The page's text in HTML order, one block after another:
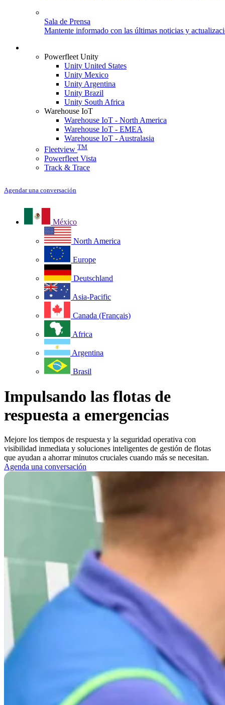
Sala de Prensa
Mantente informado con las últimas noticias y
Powerfleet Unity
Unity United States
Unity Mexico
Unity Argentina
Unity Brazil
Unity South Africa
Warehouse IoT
Warehouse IoT - North America
Warehouse IoT - EMEA
Warehouse IoT - Australasia
Fleetview TM
Powerfleet Vista
Track & Trace
Agendar una conversación
México
North America
Europe
Deutschland
Asia-Pacific
Canada (Français)
Africa
Argentina
Brasil
Impulsando las flotas de
respuesta a emergencias
Mejore los tiempos de respuesta y la seguridad operativa con
visibilidad inmediata y soluciones inteligentes de gestión de flotas
que ayudan a ahorrar minutos cruciales cuando más se necesitan.
Agenda una conversación